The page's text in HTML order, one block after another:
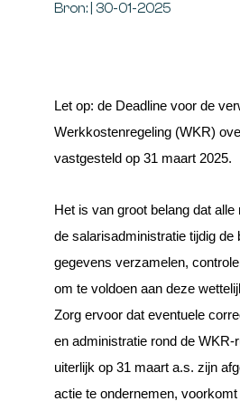
Bron: | 30-01-2025
Let op: de Deadline voor de
Werkkostenregeling (WKR)
vastgesteld op 31 maart 2025.
Het is van groot belang dat
de salarisadministratie tijdig de
gegevens verzamelen,
om te voldoen aan deze
Zorg ervoor dat eventuele
en administratie rond de WKR-
uiterlijk op 31 maart a.s. zijn
actie te ondernemen,